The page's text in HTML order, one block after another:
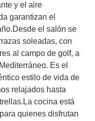
y el aire
garantizan el
el salón se
soleadas, con
al campo de golf, a
Es el
estilo de vida de
relajados hasta
cocina está
quienes disfrutan